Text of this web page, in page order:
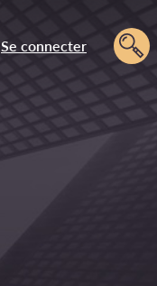
Se connecter